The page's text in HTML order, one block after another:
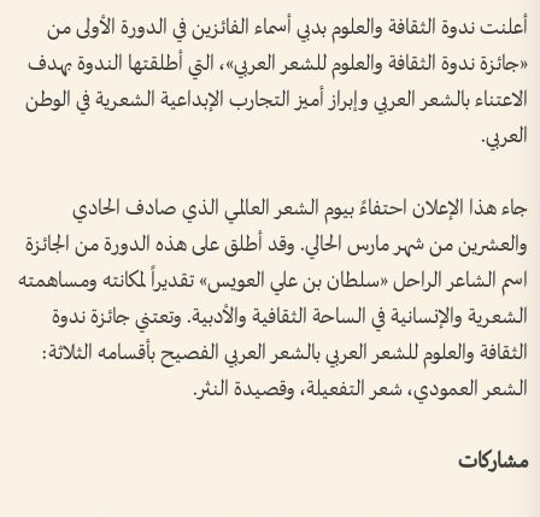
أعلنت ندوة الثقافة والعلوم بدبي أسماء الفائزين في الدورة الأولى من
«جائزة ندوة الثقافة والعلوم للشعر العربي»، التي أطلقتها الندوة بهدف
الاعتناء بالشعر العربي وإبراز أميز التجارب الإبداعية الشعرية في الوطن
العربي.
جاء هذا الإعلان احتفاءً بيوم الشعر العالمي الذي صادف الحادي
والعشرين من شهر مارس الحالي. وقد أطلق على هذه الدورة من الجائزة
اسم الشاعر الراحل «سلطان بن علي العويس» تقديراً لمكانته ومساهمته
الشعرية والإنسانية في الساحة الثقافية والأدبية. وتعتني جائزة ندوة
الثقافة والعلوم للشعر العربي بالشعر العربي الفصيح بأقسامه الثلاثة:
الشعر العمودي، شعر التفعيلة، وقصيدة النثر.
مشاركات